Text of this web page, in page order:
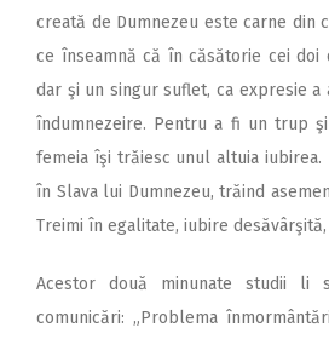
creată de Dumnezeu este carne din
ce înseamnă că în căsătorie cei doi
dar şi un singur suflet, ca expresie a
îndumnezeire. Pentru a fi un trup
femeia îşi trăiesc unul altuia iubirea.
în Slava lui Dumnezeu, trăind
Treimi în egalitate, iubire
Acestor două minunate studii li
comunicări: „Problema